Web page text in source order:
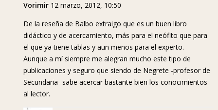
Vorimir 12 marzo, 2012, 10:50
De la reseña de Balbo extraigo que es un buen libro
didáctico y de acercamiento, más para el neófito que para
el que ya tiene tablas y aun menos para el experto.
Aunque a mí siempre me alegran mucho este tipo de
publicaciones y seguro que siendo de Negrete -profesor de
Secundaria- sabe acercar bastante bien los conocimientos
al lector.